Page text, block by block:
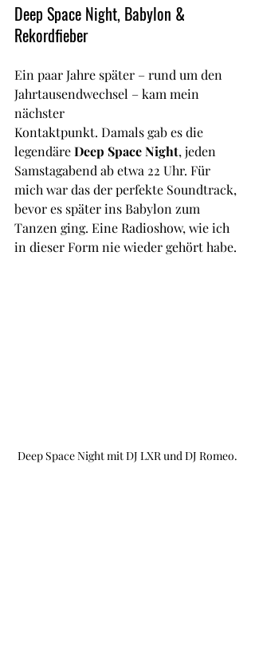
Deep Space Night, Babylon &
Rekordfieber
Ein paar Jahre später – rund um den
Jahrtausendwechsel – kam mein
nächster
Kontaktpunkt. Damals gab es die
legendäre Deep Space Night, jeden
Samstagabend ab etwa 22 Uhr. Für
mich war das der perfekte Soundtrack,
bevor es später ins Babylon zum
Tanzen ging. Eine Radioshow, wie ich
in dieser Form nie wieder gehört habe.
Deep Space Night mit DJ LXR und DJ Romeo.